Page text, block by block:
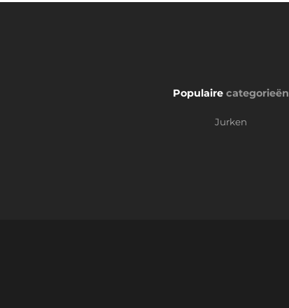
Populairecategorieën
Jurken